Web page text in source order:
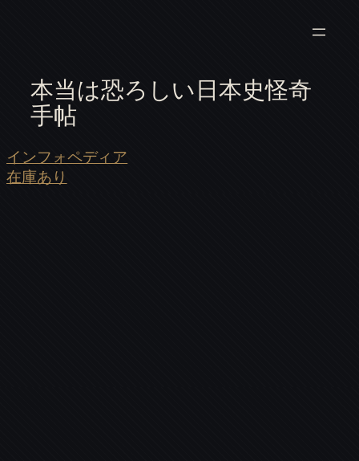
本当は恐ろしい日本史怪奇
手帖
インフォペディア
在庫あり